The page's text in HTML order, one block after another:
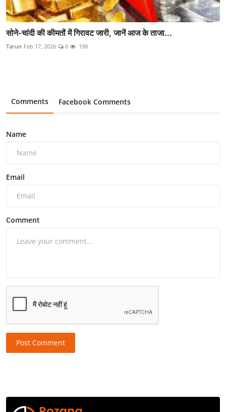
सोने-चांदी की कीमतों में गिरावट जारी, जानें आज के ताजा...
Tarun Feb 17, 2026 0 198
Comments Facebook Comments
Name
Email
Comment
Post Comment